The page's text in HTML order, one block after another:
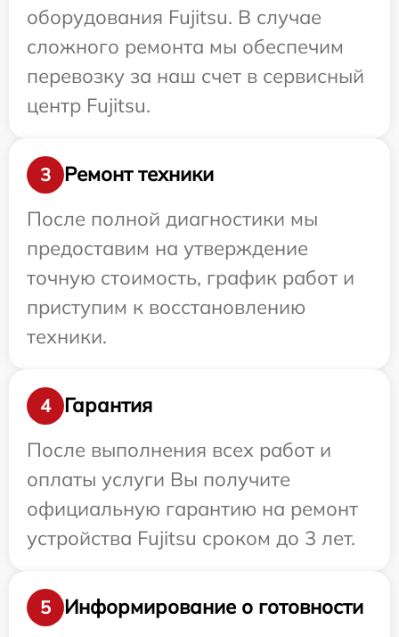
оборудования Fujitsu. В случае
сложного ремонта мы обеспечим
перевозку за наш счет в сервисный
центр Fujitsu.
3
Ремонт техники
После полной диагностики мы
предоставим на утверждение
точную стоимость, график работ и
приступим к восстановлению
техники.
4
Гарантия
После выполнения всех работ и
оплаты услуги Вы получите
официальную гарантию на ремонт
устройства Fujitsu сроком до 3 лет.
5
Информирование о готовности